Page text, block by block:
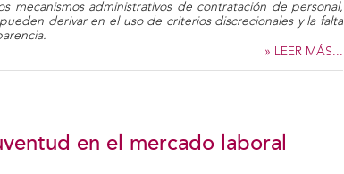
mecanismos administrativos de contratación de personal,
derivar en el uso de criterios discrecionales y la falta
» LEER MÁS...
en el mercado laboral